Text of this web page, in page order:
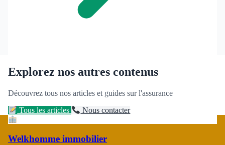
Explorez nos autres contenus
Découvrez tous nos articles et guides sur l'assurance
Tous les articles Nous contacter
Welkhomme immobilier